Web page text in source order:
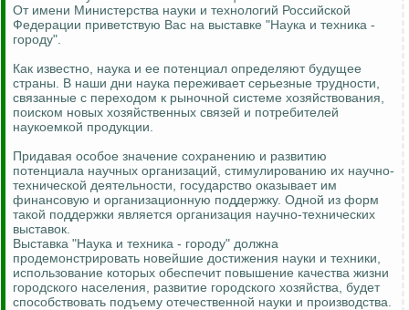
От имени Министерства науки и технологий Российской
Федерации приветствую Вас на выставке "Наука и техника -
городу".
Как известно, наука и ее потенциал определяют будущее
страны. В наши дни наука переживает серьезные трудности,
связанные с переходом к рыночной системе хозяйствования,
поиском новых хозяйственных связей и потребителей
наукоемкой продукции.
Придавая особое значение сохранению и развитию
потенциала научных организаций, стимулированию их научно-
технической деятельности, государство оказывает им
финансовую и организационную поддержку. Одной из форм
такой поддержки является организация научно-технических
выставок.
Выставка "Наука и техника - городу" должна
продемонстрировать новейшие достижения науки и техники,
использование которых обеспечит повышение качества жизни
городского населения, развитие городского хозяйства, будет
способствовать подъему отечественной науки и производства.